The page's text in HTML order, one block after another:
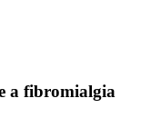
a fibromialgia